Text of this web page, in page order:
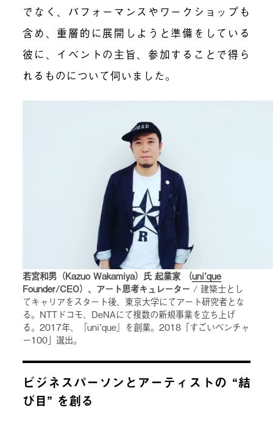
でなく、パフォーマンスやワークショップも
含め、重層的に展開しようと準備をしている
彼に、 イベントの主旨、参加することで得ら
れるものについて伺いました。
若宮和男（Kazuo Wakamiya）氏 起業家 （uni’que
Founder/CEO）、アート思考キュレーター / 建築士とし
てキャリアをスタート後、東京大学にてアート研究者とな
る。NTTドコモ、DeNAにて複数の新規事業を立ち上げ
る。2017年、『uni’que』を創業。2018「すごいベンチャ
ー100」選出。
ビジネスパーソンとアーティストの “結
び目” を創る